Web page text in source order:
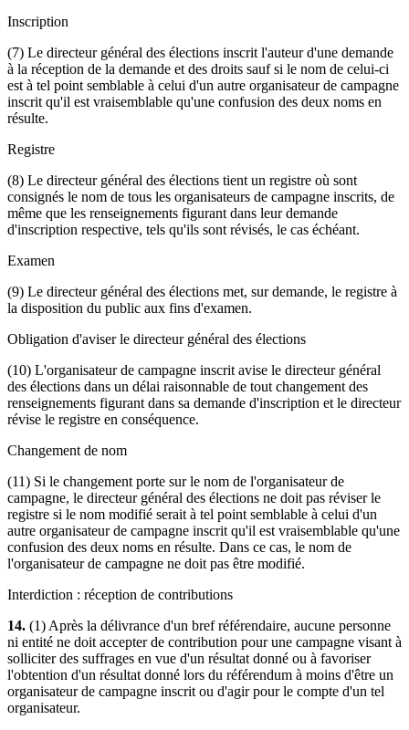
Inscription
(7) Le directeur général des élections inscrit l'auteur d'une demande
à la réception de la demande et des droits sauf si le nom de celui-ci
est à tel point semblable à celui d'un autre organisateur de campagne
inscrit qu'il est vraisemblable qu'une confusion des deux noms en
résulte.
Registre
(8) Le directeur général des élections tient un registre où sont
consignés le nom de tous les organisateurs de campagne inscrits, de
même que les renseignements figurant dans leur demande
d'inscription respective, tels qu'ils sont révisés, le cas échéant.
Examen
(9) Le directeur général des élections met, sur demande, le registre à
la disposition du public aux fins d'examen.
Obligation d'aviser le directeur général des élections
(10) L'organisateur de campagne inscrit avise le directeur général
des élections dans un délai raisonnable de tout changement des
renseignements figurant dans sa demande d'inscription et le directeur
révise le registre en conséquence.
Changement de nom
(11) Si le changement porte sur le nom de l'organisateur de
campagne, le directeur général des élections ne doit pas réviser le
registre si le nom modifié serait à tel point semblable à celui d'un
autre organisateur de campagne inscrit qu'il est vraisemblable qu'une
confusion des deux noms en résulte. Dans ce cas, le nom de
l'organisateur de campagne ne doit pas être modifié.
Interdiction : réception de contributions
14. (1) Après la délivrance d'un bref référendaire, aucune personne
ni entité ne doit accepter de contribution pour une campagne visant à
solliciter des suffrages en vue d'un résultat donné ou à favoriser
l'obtention d'un résultat donné lors du référendum à moins d'être un
organisateur de campagne inscrit ou d'agir pour le compte d'un tel
organisateur.